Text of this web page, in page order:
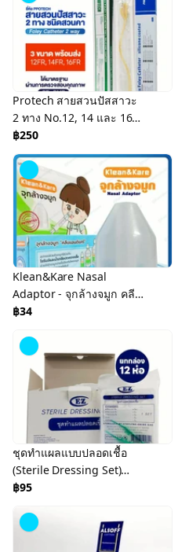
Protech สายสวนปัสสาวะ
2 ทาง No.12, 14 และ 16
(Foley catheter)
฿250
Klean&Kare Nasal
Adaptor - จุกล้างจมูก คลีน
แอนด์แคร์
฿34
ชุดทำแผลแบบปลอดเชื้อ
(Sterile Dressing Set)
แบรนด์ EZ
฿95